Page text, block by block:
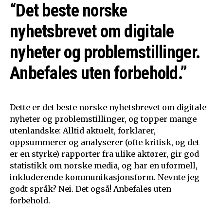
“Det beste norske
nyhetsbrevet om digitale
nyheter og problemstillinger.
Anbefales uten forbehold.”
Dette er det beste norske nyhetsbrevet om digitale
nyheter og problemstillinger, og topper mange
utenlandske: Alltid aktuelt, forklarer,
oppsummerer og analyserer (ofte kritisk, og det
er en styrke) rapporter fra ulike aktører, gir god
statistikk om norske media, og har en uformell,
inkluderende kommunikasjonsform. Nevnte jeg
godt språk? Nei. Det også! Anbefales uten
forbehold.